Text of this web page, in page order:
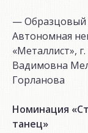
— Образцовый
Автономная
«Металлист»,
Вадимовна
Горланова
Номинация
танец»